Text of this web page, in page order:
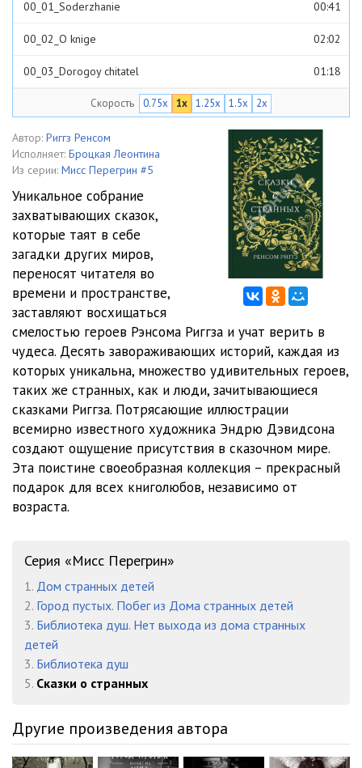
00_01_Soderzhanie 00:41
00_02_O knige 02:02
00_03_Dorogoy chitatel 01:18
00_04_Predislovie
01_Velikolepnye kannibaly 37:34
02_Printsessa s razdvoennym yazykom
03_Pervaya imbrina 49:36
04_Zhenschina, druzhivshaya s privideniyami 24:29
05_Kokobolo 46:30
06_Golubi i sobor Svyatogo Pavla
07_Devochka, kotoraya ukroschala koshmarnye sny 45:18
08_Sarancha
09_Malchik, kotoryy umel sderzhivat more 41:45
10_Skazka o Kutberte 13:13
Скорость 0.75x 1x 1.25x 1.5x 2x
Автор: Риггз Ренсом
Исполняет: Броцкая Леонтина
Из серии: Мисс Перегрин #5
Уникальное собрание
захватывающих сказок,
которые таят в себе
загадки других миров,
переносят читателя во
времени и пространстве,
заставляют восхищаться
смелостью героев Рэнсома Риггза и учат верить в
чудеса. Десять завораживающих историй, каждая из
которых уникальна, множество удивительных героев,
таких же странных, как и люди, зачитывающиеся
сказками Риггза. Потрясающие иллюстрации
всемирно известного художника Эндрю Дэвидсона
создают ощущение присутствия в сказочном мире.
Эта поистине своеобразная коллекция – прекрасный
подарок для всех книголюбов, независимо от
возраста.
Серия «Мисс Перегрин»
1. Дом странных детей
2. Город пустых. Побег из Дома странных детей
3. Библиотека душ. Нет выхода из дома странных
детей
3. Библиотека душ
5. Сказки о странных
Другие произведения автора